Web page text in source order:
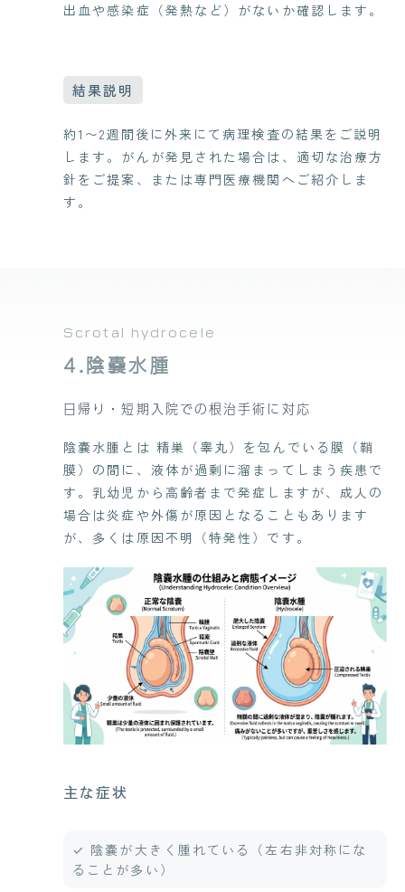
出血や感染症（発熱など）がないか確認します。
結果説明
約1〜2週間後に外来にて病理検査の結果をご説明
します。がんが発見された場合は、適切な治療方
針をご提案、または専門医療機関へご紹介しま
す。
Scrotal hydrocele
4.陰嚢水腫
日帰り・短期入院での根治手術に対応
陰嚢水腫とは 精巣（睾丸）を包んでいる膜（鞘
膜）の間に、液体が過剰に溜まってしまう疾患で
す。乳幼児から高齢者まで発症しますが、成人の
場合は炎症や外傷が原因となることもあります
が、多くは原因不明（特発性）です。
主な症状
✓ 陰嚢が大きく腫れている（左右非対称にな
ることが多い）